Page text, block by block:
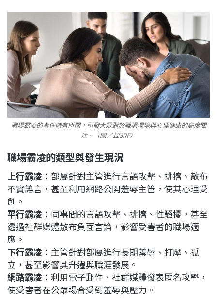
職場霸凌的事件時有所聞，引發大眾對於職場環境與心理健康的高度關
注。（圖／123RF）
職場霸凌的類型與發生現況
上行霸凌： 部屬針對主管進行言語攻擊、排擠、散布
不實謠言，甚至利用網路公開羞辱主管，使其心理受
創。
平行霸凌： 同事間的言語攻擊、排擠、性騷擾，甚至
透過社群媒體散布負面言論，影響受害者的職場適
應。
下行霸凌： 主管針對部屬進行長期羞辱、打壓、孤
立，甚至影響其升遷與職涯發展。
網路霸凌： 利用電子郵件、社群媒體發表匿名攻擊，
使受害者在公眾場合受到羞辱與壓力。